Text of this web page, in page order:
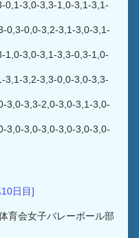
3,0-3,3-1,0-3,1-3,1-
0,0-3,2-3,1-3,0-3,1-
3,0-3,1-3,3-0,3-1,0-
3,2-3,3-0,0-3,0-3,3-
3,3-2,0-3,0-3,1-3,0-
3,0-3,0-3,0-3,0-3,0-3,0-
日目]
育会女子バレーボール部